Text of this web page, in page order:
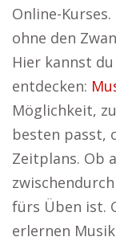
Online-
ohne den
Hier kannst
entdecken:
Möglichkeit,
besten passt,
Zeitplans. Ob
fürs Üben ist.
erlernen